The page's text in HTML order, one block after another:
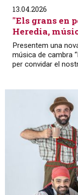
13.04.2026
"Els grans en
Heredia,
Presentem una
música de cambra
per convidar el